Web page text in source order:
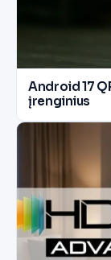
Android 17
įrenginius